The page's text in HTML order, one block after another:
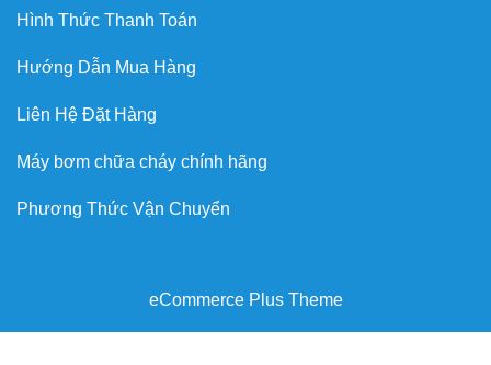
Hình Thức Thanh Toán
Hướng Dẫn Mua Hàng
Liên Hệ Đặt Hàng
Máy bơm chữa cháy chính hãng
Phương Thức Vận Chuyển
eCommerce Plus Theme